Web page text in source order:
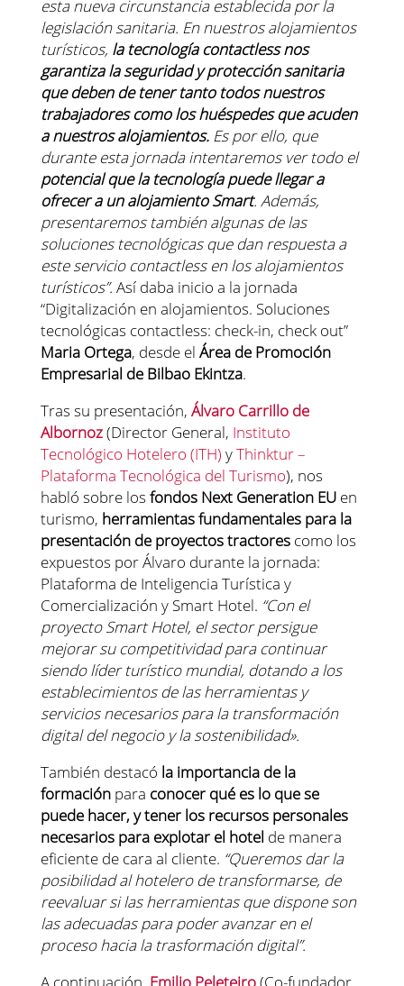
esta nueva circunstancia establecida por la
legislación sanitaria. En nuestros alojamientos
turísticos, la tecnología contactless nos
garantiza la seguridad y protección sanitaria
que deben de tener tanto todos nuestros
trabajadores como los huéspedes que acuden
a nuestros alojamientos.Es por ello, que
durante esta jornada intentaremos ver todo el
potencial que la tecnología puede llegar a
ofrecer a un alojamiento Smart. Además,
presentaremos también algunas de las
soluciones tecnológicas que dan respuesta a
este servicio contactless en los alojamientos
turísticos”. Así daba inicio a la jornada
“Digitalización en alojamientos. Soluciones
tecnológicas contactless: check-in, check out”
Maria Ortega, desde el Área de Promoción
Empresarial de Bilbao Ekintza.
Tras su presentación, Álvaro Carrillo de
Albornoz(Director General, Instituto
Tecnológico Hotelero (ITH) yThinktur –
Plataforma Tecnológica del Turismo), nos
habló sobre los fondos Next Generation EUen
turismo, herramientas fundamentales para la
presentación de proyectos tractorescomo los
expuestos por Álvaro durante la jornada:
Plataforma de Inteligencia Turística y
Comercialización y Smart Hotel. “Con el
proyecto Smart Hotel, el sector persigue
mejorar su competitividad para continuar
siendo líder turístico mundial, dotando a los
establecimientos de las herramientas y
servicios necesarios para la transformación
digital del negocio y la sostenibilidad».
También destacó la importancia de la
formaciónpara conocer qué es lo que se
puede hacer, y tener los recursos personales
necesarios para explotar el hotel de manera
eficiente de cara al cliente. “Queremos dar la
posibilidad al hotelero de transformarse, de
reevaluar si las herramientas que dispone son
las adecuadas para poder avanzar en el
proceso hacia la trasformación digital”.